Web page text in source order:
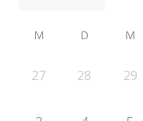
M D M
27 28 29